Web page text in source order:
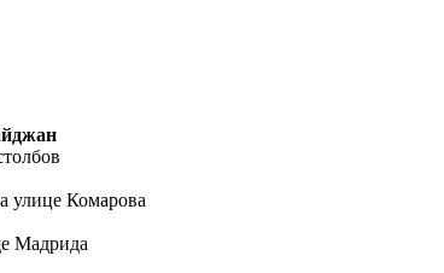
улице Комарова
Мадрида